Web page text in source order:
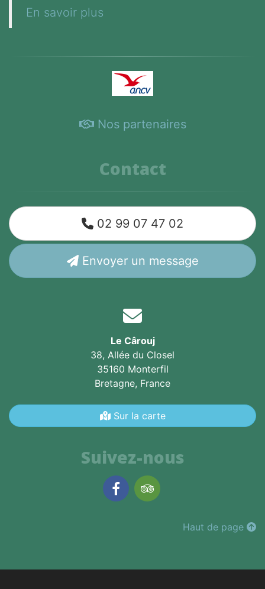
En savoir plus
Nos partenaires
Contact
02 99 07 47 02
Envoyer un message
Le Cârouj
38, Allée du Closel
35160 Monterfil
Bretagne, France
Sur la carte
Suivez-nous
Haut de page